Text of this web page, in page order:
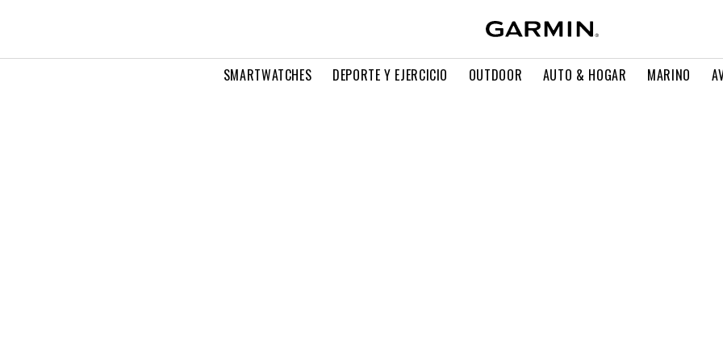
SMARTWATCHES DEPORTE Y EJERCICIO OUTDOOR AUTO & HOGAR MARINO